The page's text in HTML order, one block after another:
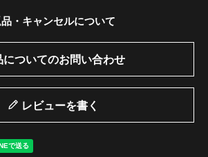
・キャンセルについて
についてのお問い合わせ
レビューを書く